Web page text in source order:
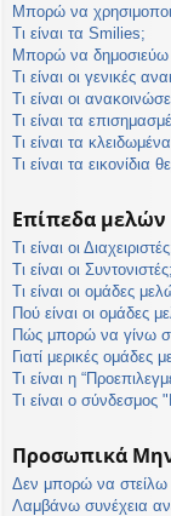
Μπορώ να
Τι είναι τα Smilies;
Μπορώ να δημοσιεύω
Τι είναι οι γενικές
Τι είναι οι
Τι είναι τα
Τι είναι τα
Τι είναι τα εικονίδια
Επίπεδα μελών
Τι είναι οι
Τι είναι οι Συντονιστές;
Τι είναι οι ομάδες
Πού είναι οι ομάδες
Πώς μπορώ να γίνω
Γιατί μερικές ομάδες
Τι είναι η
Τι είναι ο σύνδεσμος
Προσωπικά
Δεν μπορώ να
Λαμβάνω συνέχεια